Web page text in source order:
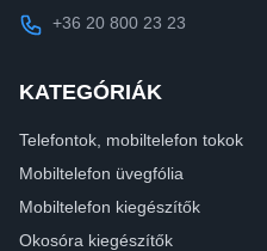
+36 20 800 23 23
KATEGÓRIÁK
Telefontok, mobiltelefon tokok
Mobiltelefon üvegfólia
Mobiltelefon kiegészítők
Okosóra kiegészítők